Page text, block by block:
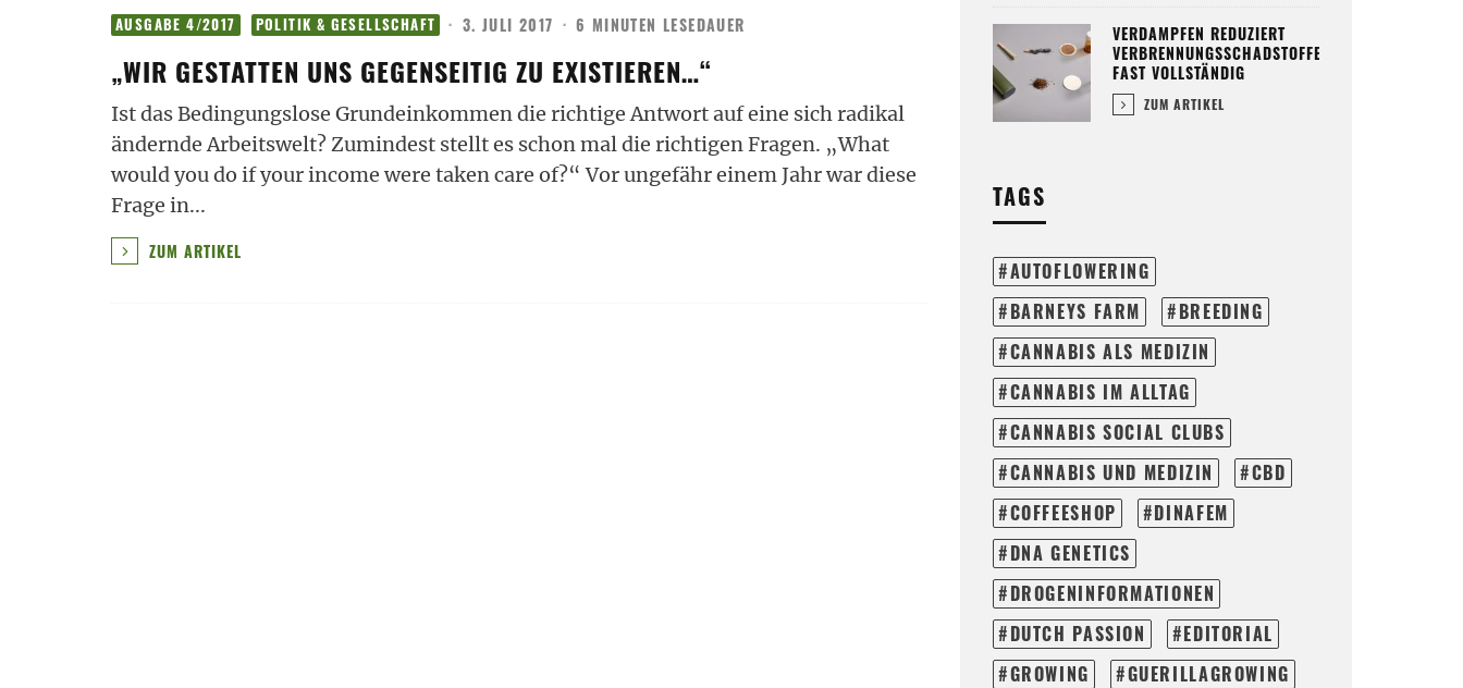
AUSGABE 4/2017 POLITIK & GESELLSCHAFT · 3. JULI 2017 · 6 MINUTEN LESEDAUER
„WIR GESTATTEN UNS GEGENSEITIG ZU EXISTIEREN…“
Ist das Bedingungslose Grundeinkommen die richtige Antwort auf eine sich radikal
ändernde Arbeitswelt? Zumindest stellt es schon mal die richtigen Fragen. „What
would you do if your income were taken care of?“ Vor ungefähr einem Jahr war diese
Frage in...
ZUM ARTIKEL
VERDAMPFEN REDUZIERT
VERBRENNUNGSSCHADSTOFFE
FAST VOLLSTÄNDIG
ZUM ARTIKEL
TAGS
AUTOFLOWERING
BARNEYS FARM
BREEDING
CANNABIS ALS MEDIZIN
CANNABIS IM ALLTAG
CANNABIS SOCIAL CLUBS
CANNABIS UND MEDIZIN
CBD
COFFEESHOP
DINAFEM
DNA GENETICS
DROGENINFORMATIONEN
DUTCH PASSION
EDITORIAL
GROWING
GUERILLAGROWING